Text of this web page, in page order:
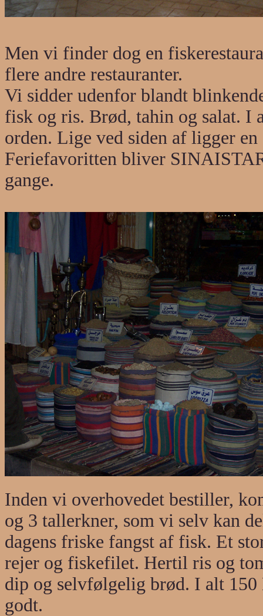
Men vi finder dog en
flere andre restauranter.
Vi sidder udenfor blandt
fisk og ris. Brød, tahin og salat. I
orden. Lige ved siden af ligger
Feriefavoritten bliver
gange.
Inden vi overhovedet bestiller,
og 3 tallerkner, som vi selv kan
dagens friske fangst af fisk. Et
rejer og fiskefilet. Hertil ris og
dip og selvfølgelig brød. I alt
godt.